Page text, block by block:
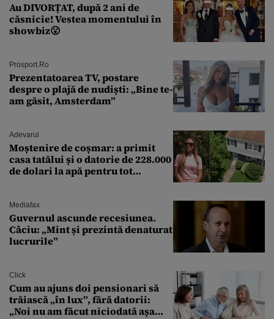
Au DIVORȚAT, după 2 ani de
căsnicie! Vestea momentului în
showbiz😮
Prosport.ro
Prezentatoarea TV, postare
despre o plajă de nudiști: „Bine te-
am găsit, Amsterdam”
Adevarul
Moștenire de coșmar: a primit
casa tatălui și o datorie de 228.000
de dolari la apă pentru tot
Mediafax
Guvernul ascunde recesiunea.
Câciu: „Mint și prezintă denaturat
lucrurile”
Click
Cum au ajuns doi pensionari să
trăiască „în lux”, fără datorii:
„Noi nu am făcut niciodată așa